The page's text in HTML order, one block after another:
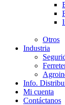
Otros
Industria
Info.
Mi cuenta
Contáctanos